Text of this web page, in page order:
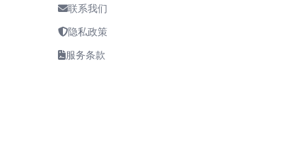
联系我们
隐私政策
服务条款